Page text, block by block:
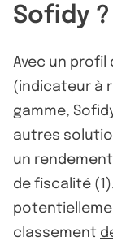
Sofidy ?
Avec un profil
(indicateur à
gamme,
autres
un
de fiscalité
classement